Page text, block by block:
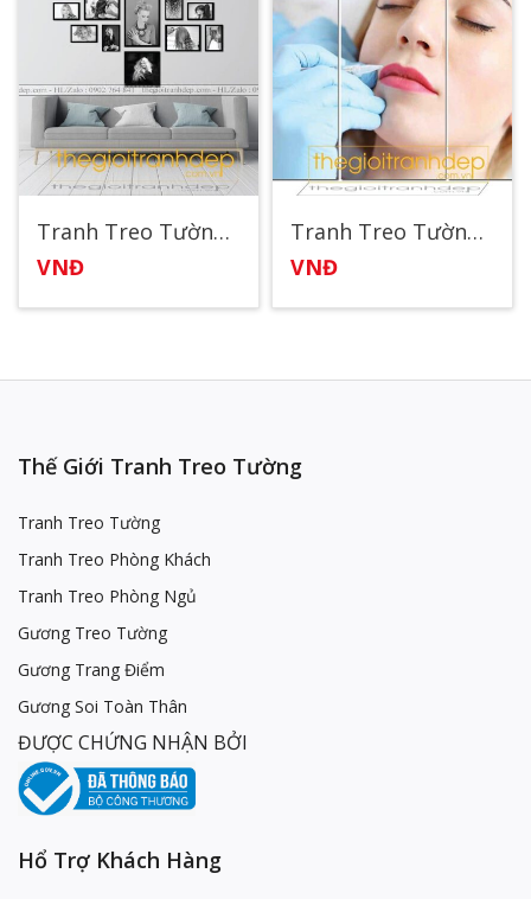
Tranh Treo Tường Spa75
VNĐ
Tranh Treo Tường Spa58
VNĐ
Thế Giới Tranh Treo Tường
Tranh Treo Tường
Tranh Treo Phòng Khách
Tranh Treo Phòng Ngủ
Gương Treo Tường
Gương Trang Điểm
Gương Soi Toàn Thân
ĐƯỢC CHỨNG NHẬN BỞI
Hổ Trợ Khách Hàng